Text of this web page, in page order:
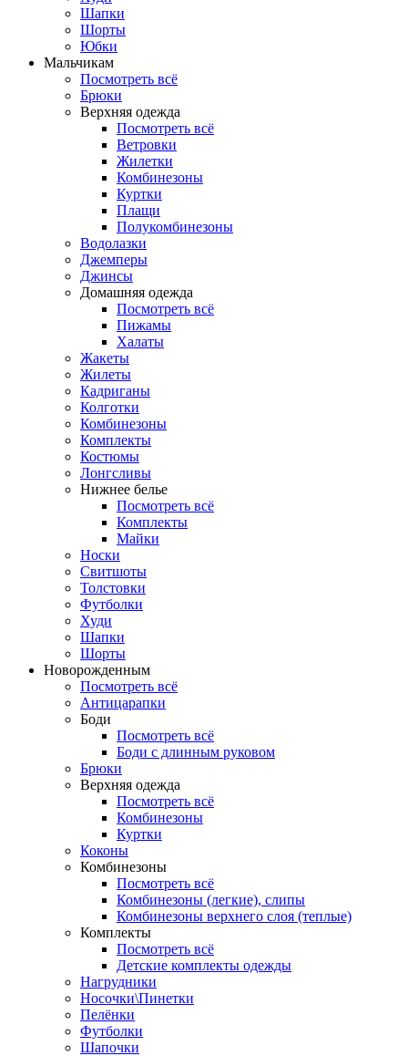
Шапки
Шорты
Юбки
Мальчикам
Посмотреть всё
Брюки
Верхняя одежда
Посмотреть всё
Ветровки
Жилетки
Комбинезоны
Куртки
Плащи
Полукомбинезоны
Водолазки
Джемперы
Джинсы
Домашняя одежда
Посмотреть всё
Пижамы
Халаты
Жакеты
Жилеты
Кадриганы
Колготки
Комбинезоны
Комплекты
Костюмы
Лонгсливы
Нижнее белье
Посмотреть всё
Комплекты
Майки
Носки
Свитшоты
Толстовки
Футболки
Худи
Шапки
Шорты
Новорожденным
Посмотреть всё
Антицарапки
Боди
Посмотреть всё
Боди с длинным руковом
Брюки
Верхняя одежда
Посмотреть всё
Комбинезоны
Куртки
Коконы
Комбинезоны
Посмотреть всё
Комбинезоны (легкие), слипы
Комбинезоны верхнего слоя (теплые)
Комплекты
Посмотреть всё
Детские комплекты одежды
Нагрудники
Носочки\Пинетки
Пелёнки
Футболки
Шапочки